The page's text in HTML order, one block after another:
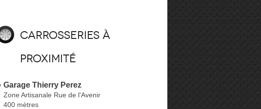
Carrosseries à
proximité
Garage Thierry Perez
Zone Artisanale Rue de l'Avenir
400 mètres